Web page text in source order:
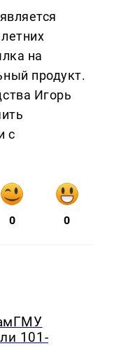
на
продукт.
Игорь
с
0 0
101-